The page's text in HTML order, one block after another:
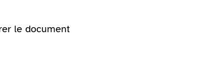
le document